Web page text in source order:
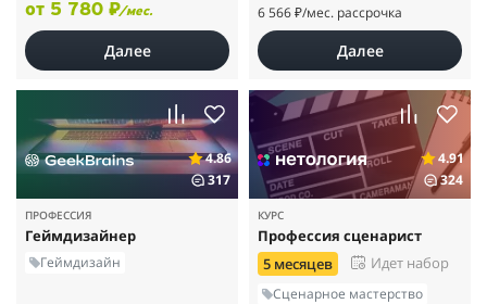
от 5 780 ₽/мес.
Далее
6 566 ₽/мес. рассрочка
Далее
4.86
317
ПРОФЕССИЯ
Геймдизайнер
Геймдизайн
4.91
324
КУРС
Профессия сценарист
5 месяцев
Идет набор
Сценарное мастерство